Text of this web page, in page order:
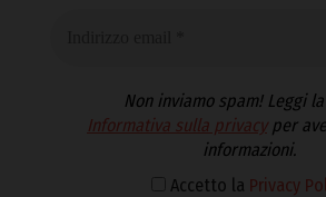
Non inviamo spam! Leggi
Informativa sulla privacyper
informazioni.
Accetto la Privacy